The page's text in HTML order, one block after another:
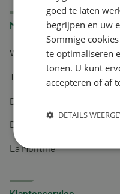
Merken
Wapiti
Tai-Ginseng
Dermagíq
Draisma
La Montine
goed te laten
begrijpen en uw
Sommige
te optimaliseren
tonen. U kunt
accepteren of af
DETAILS